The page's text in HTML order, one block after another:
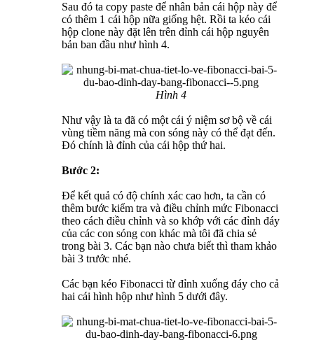
Sau đó ta copy paste để nhân bản cái hộp này để
có thêm 1 cái hộp nữa giống hệt. Rồi ta kéo cái
hộp clone này đặt lên trên đỉnh cái hộp nguyên
bản ban đầu như hình 4.
Hình 4
Như vậy là ta đã có một cái ý niệm sơ bộ về cái
vùng tiềm năng mà con sóng này có thể đạt đến.
Đó chính là đỉnh của cái hộp thứ hai.
Bước 2:
Để kết quả có độ chính xác cao hơn, ta cần có
thêm bước kiểm tra và điều chỉnh mức Fibonacci
theo cách điều chỉnh và so khớp với các đỉnh đáy
của các con sóng con khác mà tôi đã chia sẻ
trong bài 3. Các bạn nào chưa biết thì tham khảo
bài 3 trước nhé.
Các bạn kéo Fibonacci từ đỉnh xuống đáy cho cả
hai cái hình hộp như hình 5 dưới đây.